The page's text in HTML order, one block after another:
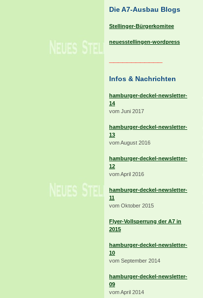
Die A7-Ausbau Blogs
Stellinger-Bürgerkomitee
neuesstellingen-wordpress
Infos & Nachrichten
hamburger-deckel-newsletter-
14
vom Juni 2017
hamburger-deckel-newsletter-
13
vom August 2016
hamburger-deckel-newsletter-
12
vom April 2016
hamburger-deckel-newsletter-
11
vom Oktober 2015
Flyer-Vollsperrung der A7 in
2015
hamburger-deckel-newsletter-
10
vom September 2014
hamburger-deckel-newsletter-
09
vom April 2014